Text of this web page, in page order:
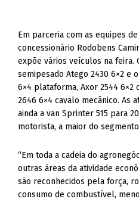
Em parceria com as equipes
concessionário Rodobens
expõe vários veículos na feira.
semipesado Atego 2430 6×2 e
6×4 plataforma, Axor 2544 6×2
2646 6×4 cavalo mecânico. As
ainda a van Sprinter 515 para
motorista, a maior do
“Em toda a cadeia do
outras áreas da atividade
são reconhecidos pela força,
consumo de combustível,